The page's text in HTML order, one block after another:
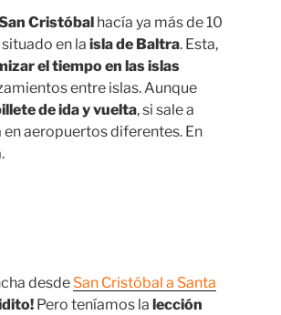
Cristóbal hacía ya más de 10
situado en la isla de Baltra. Esta,
el tiempo en las islas
entre islas. Aunque
de ida y vuelta, si sale a
aeropuertos diferentes. En
desde San Cristóbal a Santa
Pero teníamos la lección